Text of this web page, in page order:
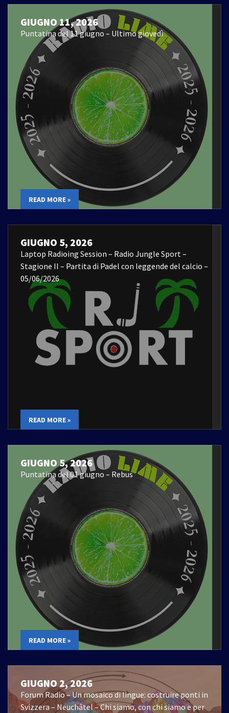
GIUGNO 11, 2026
Puntatina del 11 giugno – Ultimo giovedì
READ MORE »
GIUGNO 5, 2026
Laptop Radioing Session – Radio Jungle Sport –
Stagione II – Partita di Padel con leggende del calcio –
05/06/2026
READ MORE »
GIUGNO 5, 2026
Puntatina del 01 giugno – Rebus
READ MORE »
GIUGNO 2, 2026
Forum Radio – Un mosaico di lingue: costruire ponti in
Svizzera – Neuchâtel – Chi siamo, con chi siamo e per